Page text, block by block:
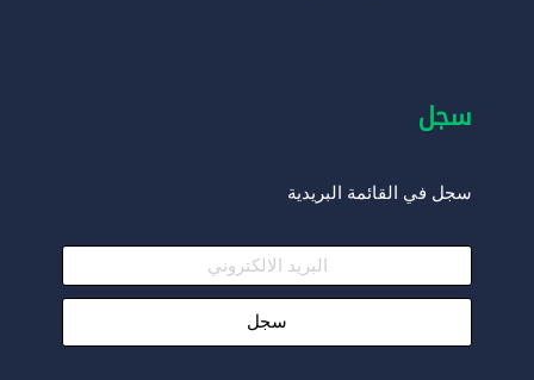
سجل
سجل في القائمة البريدية